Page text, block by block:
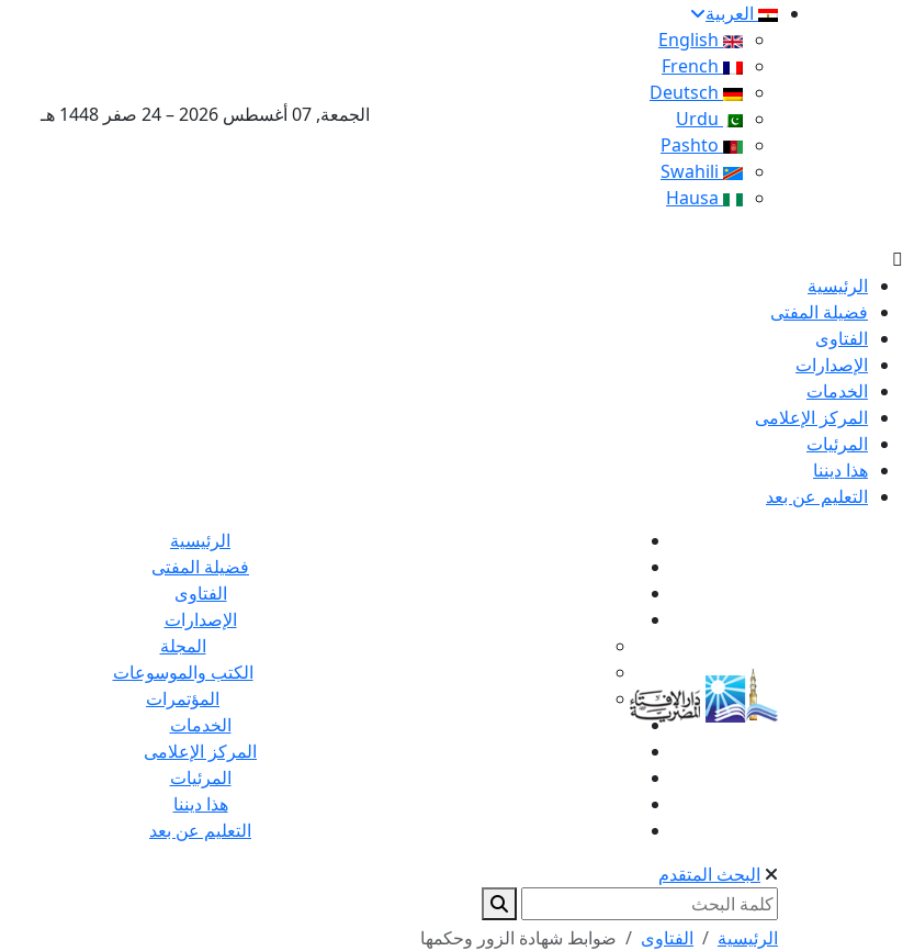
العربية
الجمعة, 07 أغسطس 2026 – 24 صفر 1448 هـ
الرئيسية
فضيلة المفتى
الفتاوى
الإصدارات
الخدمات
المركز الإعلامى
المرئيات
هذا ديننا
التعليم عن بعد
الرئيسية
فضيلة المفتى
الفتاوى
الإصدارات
المجلة
الكتب والموسوعات
المؤتمرات
الخدمات
المركز الإعلامى
المرئيات
هذا ديننا
التعليم عن بعد
البحث المتقدم
الرئيسية الفتاوى ضوابط شهادة الزور وحكمها